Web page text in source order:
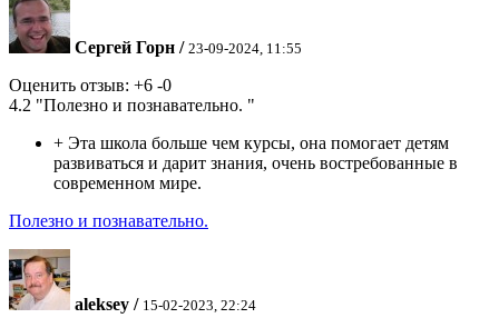
Сергей Горн / 23-09-2024, 11:55
Оценить отзыв: +6 -0
4.2 "Полезно и познавательно. "
+ Эта школа больше чем курсы, она помогает детям
развиваться и дарит знания, очень востребованные в
современном мире.
Полезно и познавательно.
aleksey / 15-02-2023, 22:24